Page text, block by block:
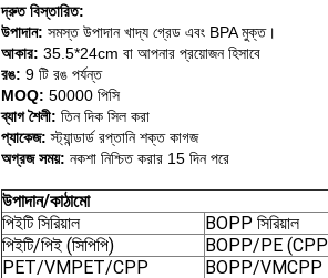
দ্রুত বিস্তারিত:
উপাদান: সমস্ত উপাদান খাদ্য গ্রেড এবং BPA মুক্ত।
আকার: 35.5*24cm বা আপনার প্রয়োজন হিসাবে
রঙ: 9 টি রঙ পর্যন্ত
MOQ: 50000 পিসি
ব্যাগ শৈলী: তিন দিক সিল করা
প্যাকেজ: স্ট্যান্ডার্ড রপ্তানি শক্ত কাগজ
অগ্রজ সময়: নকশা নিশ্চিত করার 15 দিন পরে
উপাদান/কাঠামো
পিইটি সিরিয়াল
BOPP সিরিয়াল
পিইটি/পিই (সিপিপি)
BOPP/PE
PET/VMPET/CPP
BOPP/VMCPP